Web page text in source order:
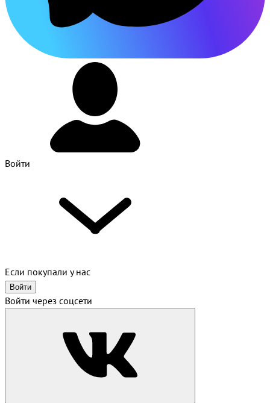
Войти
Если покупали у нас
Войти
Войти через соцсети